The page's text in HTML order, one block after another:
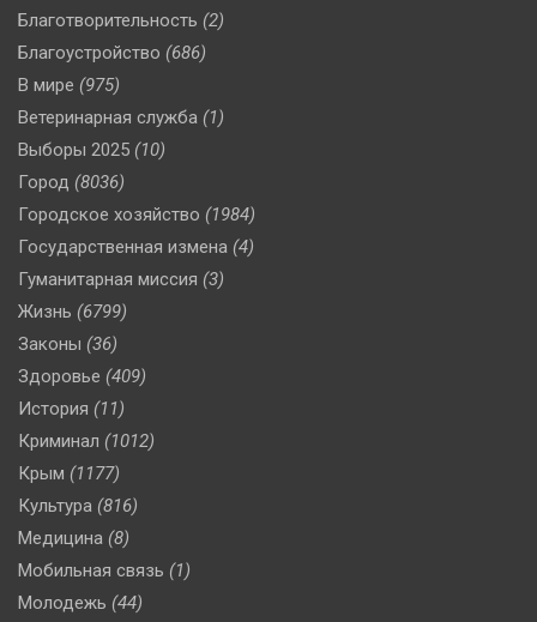
Благотворительность (2)
Благоустройство (686)
В мире (975)
Ветеринарная служба (1)
Выборы 2025 (10)
Город (8036)
Городское хозяйство (1984)
Государственная измена (4)
Гуманитарная миссия (3)
Жизнь (6799)
Законы (36)
Здоровье (409)
История (11)
Криминал (1012)
Крым (1177)
Культура (816)
Медицина (8)
Мобильная связь (1)
Молодежь (44)